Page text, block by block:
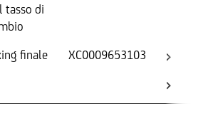
tasso di
finale XC0009653103